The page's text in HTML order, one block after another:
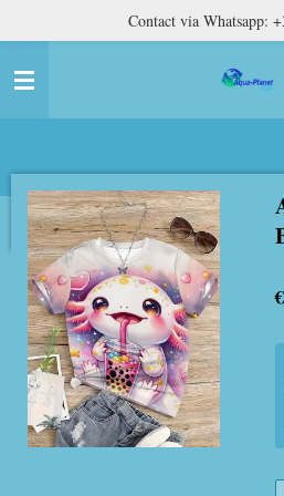
naar
hoofdinhoud
Contact via Whatsapp: